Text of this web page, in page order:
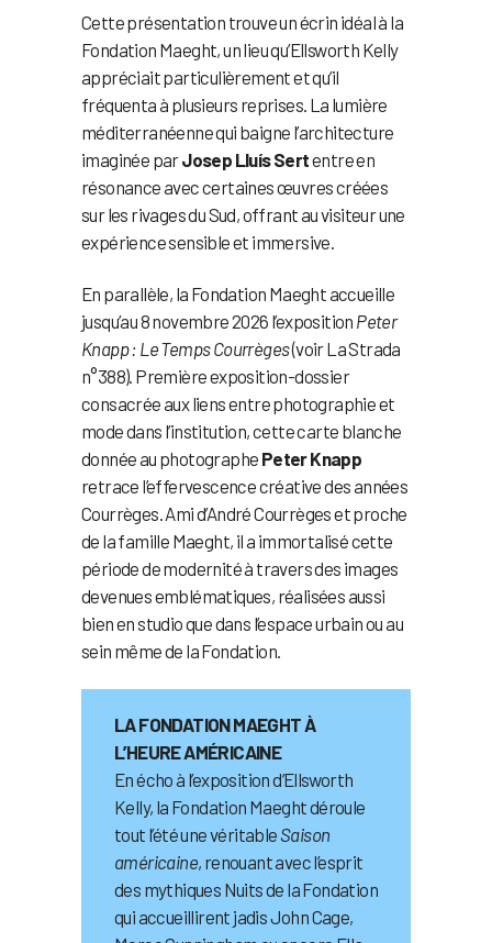
Cette présentation trouve un écrin idéal à la
Fondation Maeght, un lieu qu’Ellsworth Kelly
appréciait particulièrement et qu’il
fréquenta à plusieurs reprises. La lumière
méditerranéenne qui baigne l’architecture
imaginée parJosep Lluís Sertentre en
résonance avec certaines œuvres créées
sur les rivages du Sud, offrant au visiteur une
expérience sensible et immersive.
En parallèle, la Fondation Maeght accueille
jusqu’au 8 novembre 2026 l’exposition Peter
Knapp : Le Temps Courrèges(voir La Strada
n°388). Première exposition-dossier
consacrée aux liens entre photographie et
mode dans l’institution, cette carte blanche
donnée au photographe Peter Knapp
retrace l’effervescence créative des années
Courrèges. Ami d’André Courrèges et proche
de la famille Maeght, il a immortalisé cette
période de modernité à travers des images
devenues emblématiques, réalisées aussi
bien en studio que dans l’espace urbain ou au
sein même de la Fondation.
LA FONDATION MAEGHT À
L’HEURE AMÉRICAINE
En écho à l’exposition d’Ellsworth
Kelly, la Fondation Maeght déroule
tout l’été une véritable Saison
américaine, renouant avec l’esprit
des mythiques Nuits de la Fondation
qui accueillirent jadis John Cage,